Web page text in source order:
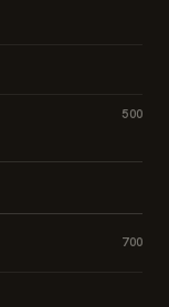
500
700